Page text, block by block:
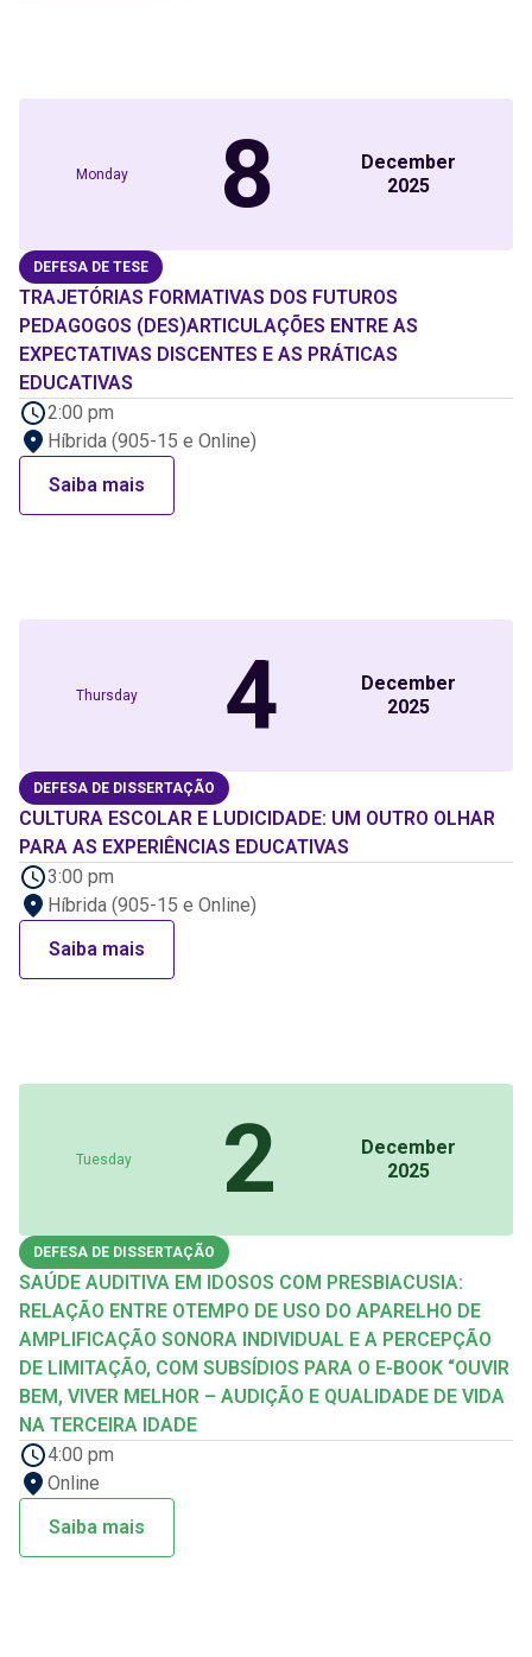
Monday 8
December
2025
DEFESA DE TESE
TRAJETÓRIAS FORMATIVAS DOS FUTUROS
PEDAGOGOS (DES)ARTICULAÇÕES ENTRE AS
EXPECTATIVAS DISCENTES E AS PRÁTICAS
EDUCATIVAS
2:00 pm
Híbrida (905-15 e Online)
Saiba mais
Thursday 4
December
2025
DEFESA DE DISSERTAÇÃO
CULTURA ESCOLAR E LUDICIDADE: UM OUTRO OLHAR
PARA AS EXPERIÊNCIAS EDUCATIVAS
3:00 pm
Híbrida (905-15 e Online)
Saiba mais
Tuesday 2
December
2025
DEFESA DE DISSERTAÇÃO
SAÚDE AUDITIVA EM IDOSOS COM PRESBIACUSIA:
RELAÇÃO ENTRE OTEMPO DE USO DO APARELHO DE
AMPLIFICAÇÃO SONORA INDIVIDUAL E A PERCEPÇÃO
DE LIMITAÇÃO, COM SUBSÍDIOS PARA O E-BOOK “OUVIR
BEM, VIVER MELHOR – AUDIÇÃO E QUALIDADE DE VIDA
NA TERCEIRA IDADE
4:00 pm
Online
Saiba mais